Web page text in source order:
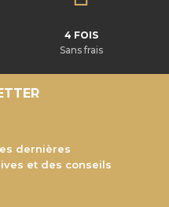
4 FOIS
Sans frais
dernières
et des conseils